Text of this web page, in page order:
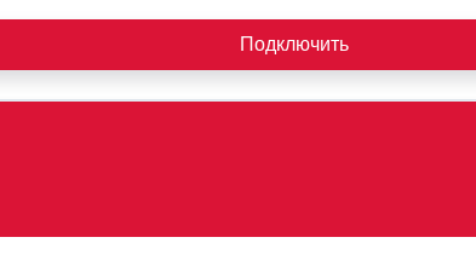
Подключить